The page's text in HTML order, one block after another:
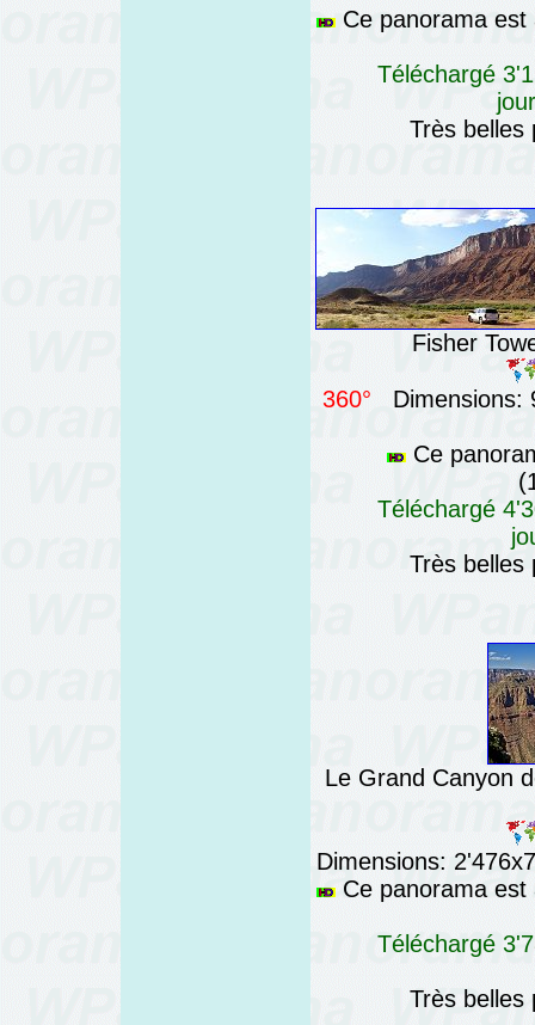
Ce panorama est
Téléchargé
Très belles
Fisher
360° Dimensions:
Ce
Téléchargé
Très belles
Le Grand Canyon
Dimensions:
Ce panorama est
Téléchargé
Très belles